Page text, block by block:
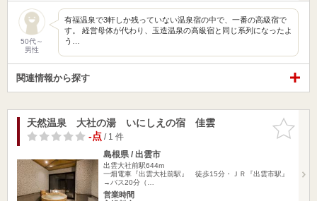
50代～
男性
有福温泉で3軒しか残っていない温泉宿の中で、一番の高級宿で
す。 経営母体が代わり、玉造温泉の高級宿と同じ系列になったよ
う…
関連情報から探す
お気に入
りに追加
天然温泉 大社の湯 いにしえの宿 佳雲
-点/ 1 件
島根県 / 出雲市
出雲大社前駅644m
一畑電車『出雲大社前駅』 徒歩15分・ＪＲ『出雲市駅』
→バス20分（…
営業時間